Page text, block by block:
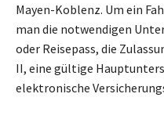
Mayen-Koblenz. Um ein
man die notwendigen
oder Reisepass, die
II, eine gültige
elektronische